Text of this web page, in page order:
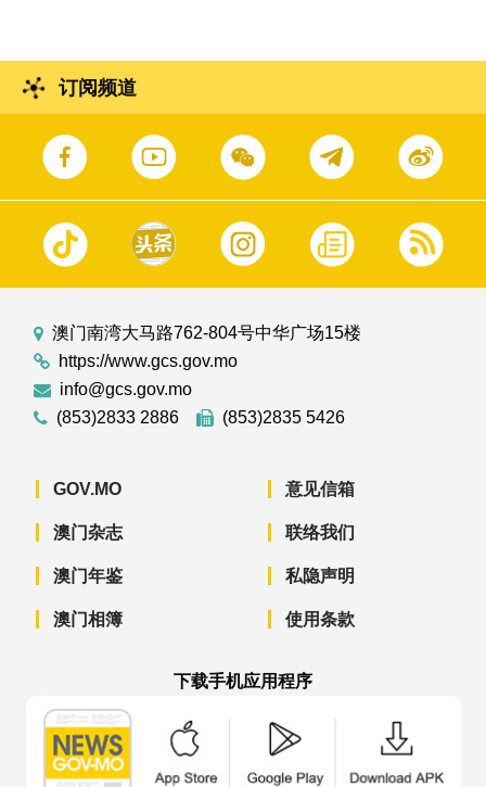
订阅频道
澳门南湾大马路762-804号中华广场15楼
https://www.gcs.gov.mo
info@gcs.gov.mo
(853)2833 2886
(853)2835 5426
GOV.MO
澳门杂志
澳门年鉴
澳门相簿
意见信箱
联络我们
私隐声明
使用条款
下载手机应用程序